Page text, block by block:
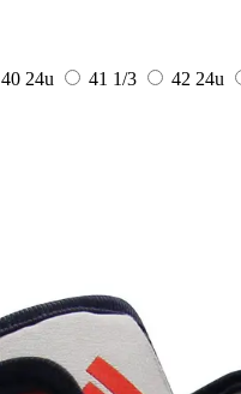
40 24u 41 1/3 42 24u